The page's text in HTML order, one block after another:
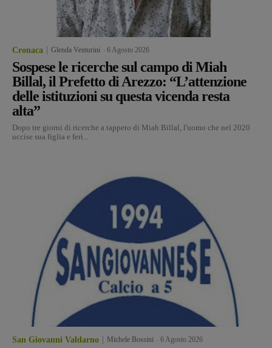
Cronaca Glenda Venturini 6 Agosto 2026
Sospese le ricerche sul campo di Miah
Billal, il Prefetto di Arezzo: “L’attenzione
delle istituzioni su questa vicenda resta
alta”
Dopo tre giorni di ricerche a tappeto di Miah Billal, l'uomo che nel 2020
uccise sua figlia e ferì...
San Giovanni Valdarno Michele Bossini 6 Agosto 2026